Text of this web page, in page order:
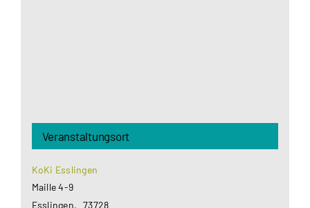
Veranstaltungsort
KoKi Esslingen
Maille 4-9
Esslingen, 73728